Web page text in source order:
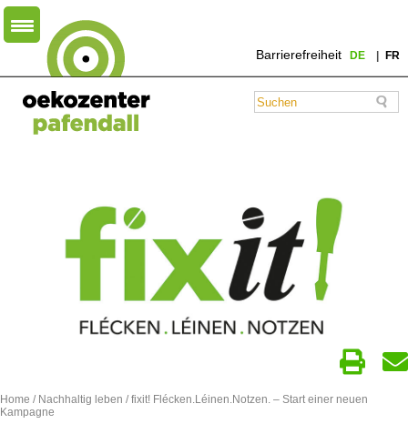
Barrierefreiheit DE FR
Home / Nachhaltig leben / fixit! Flécken.Léinen.Notzen. – Start einer neuen
Kampagne